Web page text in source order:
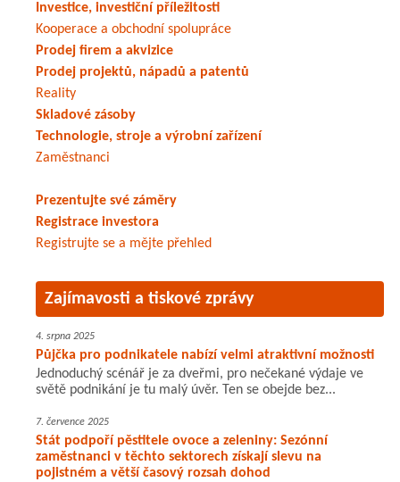
Investice, investiční příležitosti
Kooperace a obchodní spolupráce
Prodej firem a akvizice
Prodej projektů, nápadů a patentů
Reality
Skladové zásoby
Technologie, stroje a výrobní zařízení
Zaměstnanci
Prezentujte své záměry
Registrace investora
Registrujte se a mějte přehled
Zajímavosti a tiskové zprávy
4. srpna 2025
Půjčka pro podnikatele nabízí velmi atraktivní možnosti
Jednoduchý scénář je za dveřmi, pro nečekané výdaje ve
světě podnikání je tu malý úvěr. Ten se obejde bez...
7. července 2025
Stát podpoří pěstitele ovoce a zeleniny: Sezónní
zaměstnanci v těchto sektorech získají slevu na
pojistném a větší časový rozsah dohod